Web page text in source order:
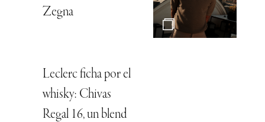
Zegna
Leclerc ficha por el
whisky: Chivas
Regal 16, un blend